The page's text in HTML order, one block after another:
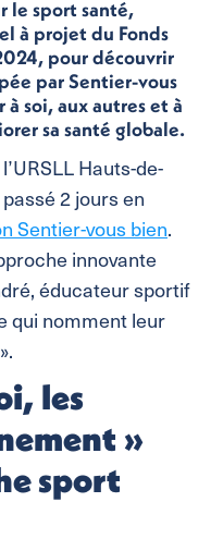
le sport santé,
à projet du Fonds
pour découvrir
par Sentier-vous
à soi, aux autres et à
sa santé globale.
Hauts-de-
2 jours en
Sentier-vous bien.
innovante
éducateur sportif
qui nomment leur
les
»
sport